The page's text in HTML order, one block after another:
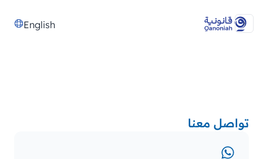
English
تواصل معنا